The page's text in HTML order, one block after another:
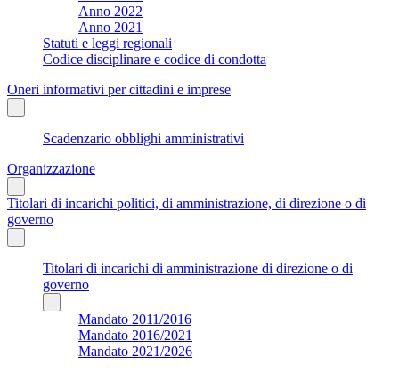
Anno 2022
Anno 2021
Statuti e leggi regionali
Codice disciplinare e codice di condotta
Oneri informativi per cittadini e imprese
Scadenzario obblighi amministrativi
Organizzazione
Titolari di incarichi politici, di amministrazione, di direzione o di
governo
Titolari di incarichi di amministrazione di direzione o di
governo
Mandato 2011/2016
Mandato 2016/2021
Mandato 2021/2026